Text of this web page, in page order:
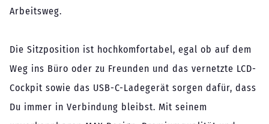
Arbeitsweg.
Die Sitzposition ist hochkomfortabel, egal ob auf dem
Weg ins Büro oder zu Freunden und das vernetzte LCD-
Cockpit sowie das USB-C-Ladegerät sorgen dafür, dass
Du immer in Verbindung bleibst. Mit seinem